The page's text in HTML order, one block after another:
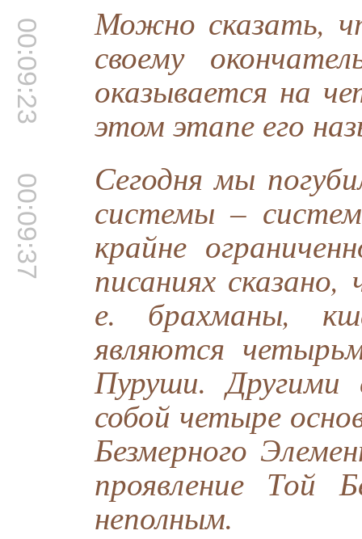
00:09:23 Можно сказать,
своему
оказывается на
этом этапе его
00:09:37 Сегодня мы
системы –
крайне
писаниях
е. брахманы,
являются
Пуруши. Другими
собой четыре
Безмерного
проявление Той
неполным.